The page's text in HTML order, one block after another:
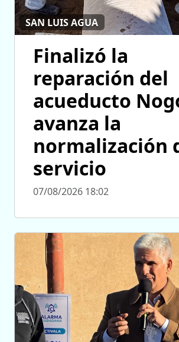
SAN LUIS AGUA
Finalizó la
reparación del
acueducto
avanza la
normalización
servicio
07/08/2026 18:02